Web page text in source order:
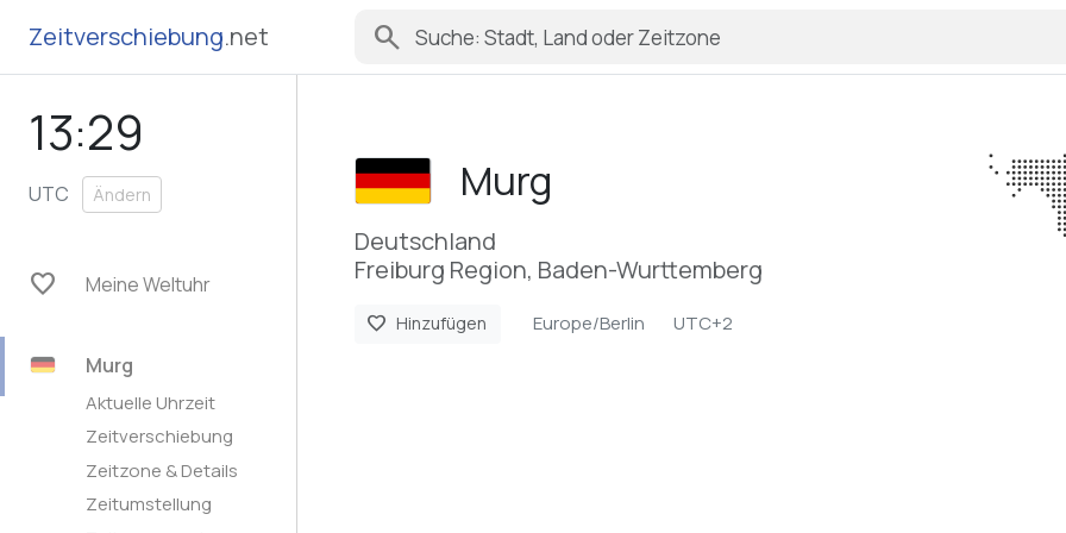
Zeitverschiebung.net search
13:29
UTC Ändern
favorite Meine Weltuhr
Murg
Aktuelle Uhrzeit
Zeitverschiebung
Zeitzone & Details
Zeitumstellung
Murg
Deutschland
Freiburg Region, Baden-Wurttemberg
favorite Hinzufügen Europe/Berlin UTC+2